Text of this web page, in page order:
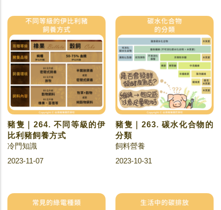
豬隻｜264. 不同等級的伊
比利豬飼養方式
冷門知識
2023-11-07
豬隻｜263. 碳水化合物的
分類
飼料營養
2023-10-31